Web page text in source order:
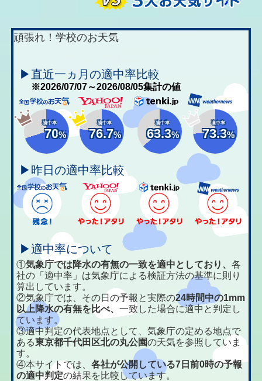
頑張れ！学校のお天気
▶直近一ヵ月の適中率比較
※2026/07/07～2026/08/05集計の値
適中率
70%
適中率
76.7%
適中率
63.3%
適中率
73.3%
▶昨日の適中率比較
▶適中率について
①気象庁では降水の有無の一致を適中としており、各
社の「適中率」は気象庁による検証方法の基準に則り
算出しています。
②気象庁では、その日の予報と実際の24時間中の1mm
以上降水の有無を比べ、一致した場合に適中と判定し
ています。
③適中判定の代表地点として、気象庁の定める地点で
ある東京都千代田区北の丸公園の天気を参照していま
す。
④本サイトでは、各社が公開している7日前0時の予報
の適中判定の結果を比較しています。